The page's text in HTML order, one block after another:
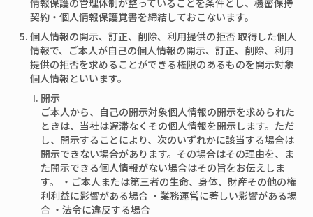
情報保護の管理体制が整っていることを条件とし、機密保持
契約・個人情報保護覚書を締結しておこないます。
個人情報の開示、訂正、削除、利用提供の拒否 取得した個人
情報で、ご本人が自己の個人情報の開示、訂正、削除、利用
提供の拒否を求めることができる権限のあるものを開示対象
個人情報といいます。
開示
ご本人から、自己の開示対象個人情報の開示を求められた
ときは、当社は遅滞なくその個人情報を開示します。ただ
し、開示することにより、次のいずれかに該当する場合は
開示できない場合があります。その場合はその理由を、ま
た開示できる個人情報がない場合はその旨をお伝えしま
す。 ・ご本人または第三者の生命、身体、財産その他の権
利利益に影響がある場合 ・業務運営に著しい影響がある場
合 ・法令に違反する場合